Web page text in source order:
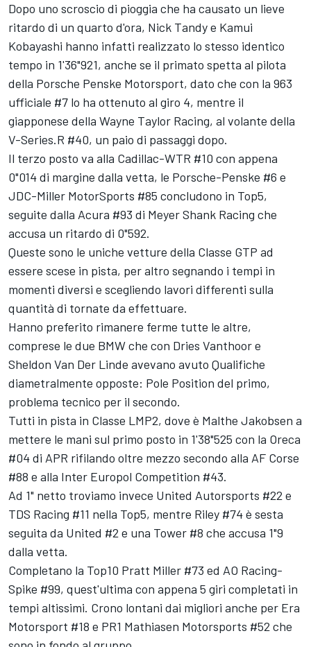
Dopo uno scroscio di pioggia che ha causato un lieve
ritardo di un quarto d'ora, Nick Tandy e Kamui
Kobayashi hanno infatti realizzato lo stesso identico
tempo in 1'36"921, anche se il primato spetta al pilota
della Porsche Penske Motorsport, dato che con la 963
ufficiale #7 lo ha ottenuto al giro 4, mentre il
giapponese della Wayne Taylor Racing, al volante della
V-Series.R #40, un paio di passaggi dopo.
Il terzo posto va alla Cadillac-WTR #10 con appena
0"014 di margine dalla vetta, le Porsche-Penske #6 e
JDC-Miller MotorSports #85 concludono in Top5,
seguite dalla Acura #93 di Meyer Shank Racing che
accusa un ritardo di 0"592.
Queste sono le uniche vetture della Classe GTP ad
essere scese in pista, per altro segnando i tempi in
momenti diversi e scegliendo lavori differenti sulla
quantità di tornate da effettuare.
Hanno preferito rimanere ferme tutte le altre,
comprese le due BMW che con Dries Vanthoor e
Sheldon Van Der Linde avevano avuto Qualifiche
diametralmente opposte: Pole Position del primo,
problema tecnico per il secondo.
Tutti in pista in Classe LMP2, dove è Malthe Jakobsen a
mettere le mani sul primo posto in 1'38"525 con la Oreca
#04 di APR rifilando oltre mezzo secondo alla AF Corse
#88 e alla Inter Europol Competition #43.
Ad 1" netto troviamo invece United Autorsports #22 e
TDS Racing #11 nella Top5, mentre Riley #74 è sesta
seguita da United #2 e una Tower #8 che accusa 1"9
dalla vetta.
Completano la Top10 Pratt Miller #73 ed AO Racing-
Spike #99, quest'ultima con appena 5 giri completati in
tempi altissimi. Crono lontani dai migliori anche per Era
Motorsport #18 e PR1 Mathiasen Motorsports #52 che